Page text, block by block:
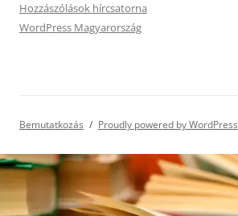
Hozzászólások hírcsatorna
WordPress Magyarország
Bemutatkozás Proudly powered by WordPress